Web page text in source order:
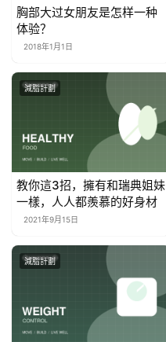
胸部大过女朋友是怎样一种
体验？
2018年1月1日
減脂計劃
教你這3招，擁有和瑞典姐妹
一樣，人人都羨慕的好身材
2021年9月15日
減脂計劃